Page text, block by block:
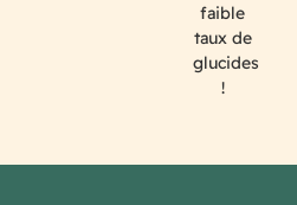
faible
taux de
glucides
!